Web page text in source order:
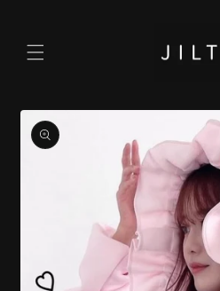
商品情
報にス
キップ